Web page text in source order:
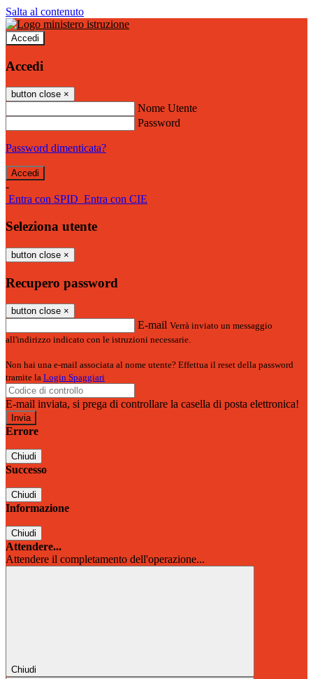
Salta al contenuto
Accedi
Accedi
button close ×
Nome Utente
Password
Password dimenticata?
-
Entra con SPID Entra con CIE
Seleziona utente
button close ×
Recupero password
button close ×
E-mail Verrà inviato un messaggio
all'indirizzo indicato con le istruzioni necessarie.
Non hai una e-mail associata al nome utente? Effettua il reset della password
tramite la Login Spaggiari
E-mail inviata, si prega di controllare la casella di posta elettronica!
Errore
Chiudi
Successo
Chiudi
Informazione
Chiudi
Attendere...
Attendere il completamento dell'operazione...
Chiudi